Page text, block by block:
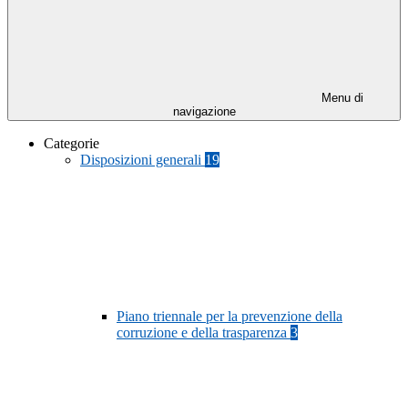
Menu di
navigazione
Categorie
Disposizioni generali 19
Piano triennale per la prevenzione della
corruzione e della trasparenza 3